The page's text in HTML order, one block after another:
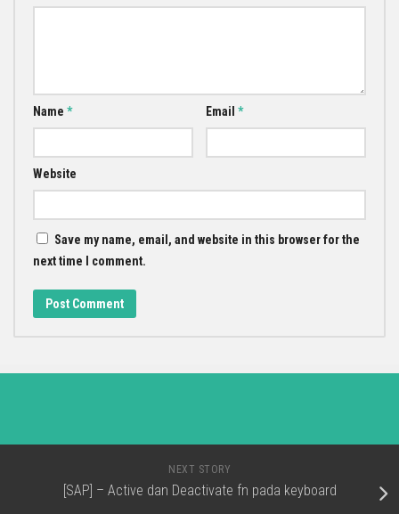
Name * Email*
Website
Save my name, email, and website in this browser for the
next time I comment.
NEXT STORY
[SAP] – Active dan Deactivate fn pada keyboard